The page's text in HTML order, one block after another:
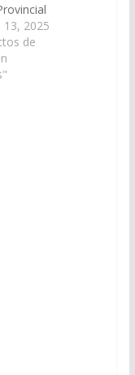
en el
2026 las
de
2025
de